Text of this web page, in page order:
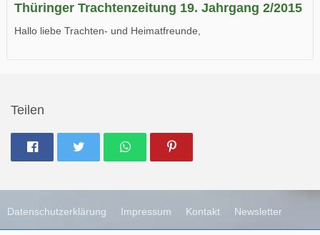
Thüringer Trachtenzeitung 19. Jahrgang 2/2015
Hallo liebe Trachten- und Heimatfreunde,
Teilen
Datenschutzerklärung Impressum Kontakt Newsletter